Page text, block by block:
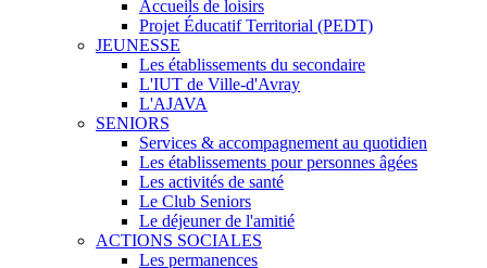
Accueils de loisirs
Projet Éducatif Territorial (PEDT)
JEUNESSE
Les établissements du secondaire
L'IUT de Ville-d'Avray
L'AJAVA
SENIORS
Services & accompagnement au quotidien
Les établissements pour personnes âgées
Les activités de santé
Le Club Seniors
Le déjeuner de l'amitié
ACTIONS SOCIALES
Les permanences